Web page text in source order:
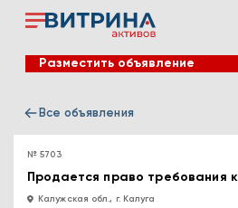
Разместить объявление
Все объявления
№ 5703
Продается право требования
Калужская обл., г. Калуга